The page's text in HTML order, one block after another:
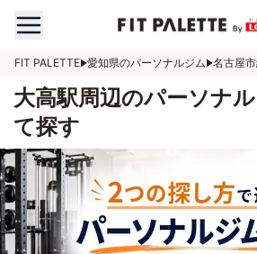
FIT PALETTE 愛知県のパーソナルジム 名古屋
大高駅周辺のパーソナ
て探す